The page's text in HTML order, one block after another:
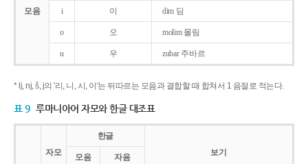
모음 i 이 dim 딤
o 오 molim 몰림
u 우 zubar 주바르
* lj, nj, š, j의 '리, 니, 시, 이'는 뒤따르는 모음과 결합할 때 합쳐서 1 음절로 적는다.
표 9 루마니아어 자모와 한글 대조표
자모
한글
보기
모음
자음